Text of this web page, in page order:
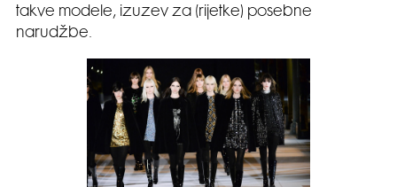
takve modele, izuzev za (rijetke) posebne
narudžbe.